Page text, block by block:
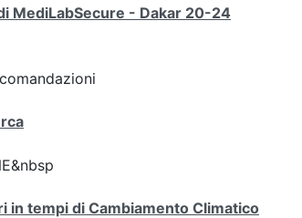
MediLabSecure - Dakar 20-24
in tempi di Cambiamento Climatico